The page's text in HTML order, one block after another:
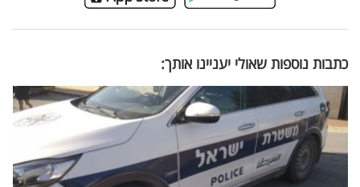
כתבות נוספות שאולי יעניינו אותך: